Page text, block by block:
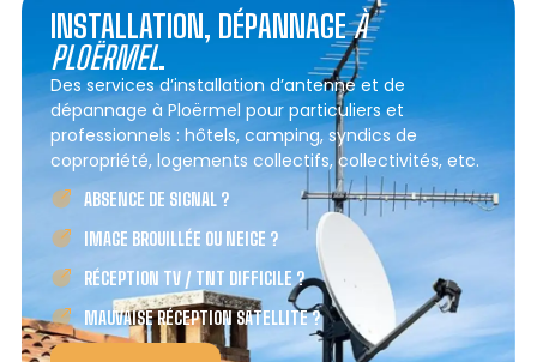
INSTALLATION, DÉPANNAGEÀ
PLOËRMEL.
Des services d’installation d’antenne et de
dépannage à Ploërmel pour particuliers et
professionnels : hôtels, camping, syndics de
copropriété, logements collectifs, collectivités, etc.
ABSENCE DE SIGNAL ?
IMAGE BROUILLÉE OU NEIGE ?
RÉCEPTION TV / TNT DIFFICILE ?
MAUVAISE RÉCEPTION SATELLITE ?